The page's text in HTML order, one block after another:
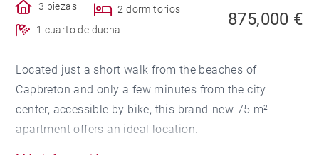
3 piezas
2 dormitorios
1 cuarto de ducha
875,000 €
Located just a short walk from the beaches of
Capbreton and only a few minutes from the city
center, accessible by bike, this brand-new 75 m²
apartment offers an ideal location.